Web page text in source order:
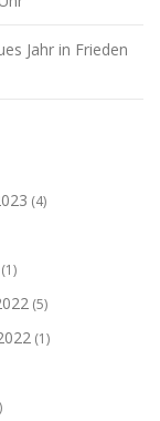
Jahr in Frieden
(4)
(1)
(5)
(1)